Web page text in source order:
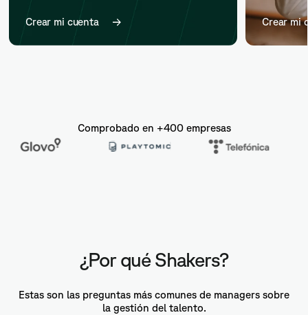
Crear mi cuenta Crear mi
Comprobado en +400 empresas
¿Por qué Shakers?
Estas son las preguntas más comunes de managers sobre
la gestión del talento.